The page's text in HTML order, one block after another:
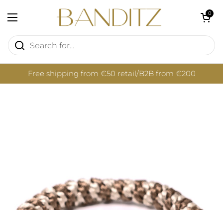
Open menu
Open cart
0
Free shipping from €50 retail/B2B from €200